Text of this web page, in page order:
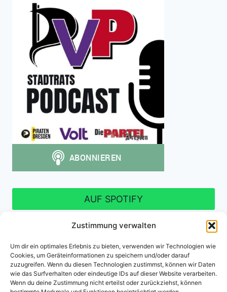
Zustimmung verwalten
Um dir ein optimales Erlebnis zu bieten, verwenden wir Technologien wie
Cookies, um Geräteinformationen zu speichern und/oder darauf
zuzugreifen. Wenn du diesen Technologien zustimmst, können wir Daten
wie das Surfverhalten oder eindeutige IDs auf dieser Website verarbeiten.
Wenn du deine Zustimmung nicht erteilst oder zurückziehst, können
AUF SPOTIFY
Impressum
Datenschutzerklärung
Cookie-Richtlinie (EU)